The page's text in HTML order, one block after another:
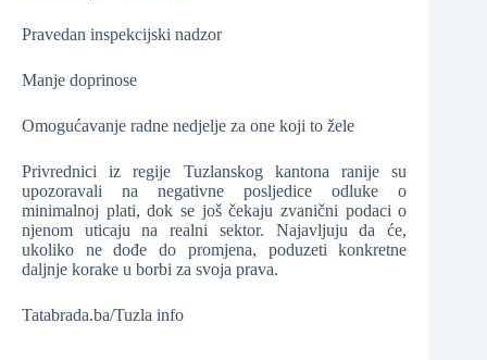
Pravedan inspekcijski nadzor
Manje doprinose
Omogućavanje radne nedjelje za one koji to žele
Privrednici iz regije Tuzlanskog kantona ranije su
upozoravali na negativne posljedice odluke o
minimalnoj plati, dok se još čekaju zvanični podaci o
njenom uticaju na realni sektor. Najavljuju da će,
ukoliko ne dođe do promjena, poduzeti konkretne
daljnje korake u borbi za svoja prava.
Tatabrada.ba/Tuzla info